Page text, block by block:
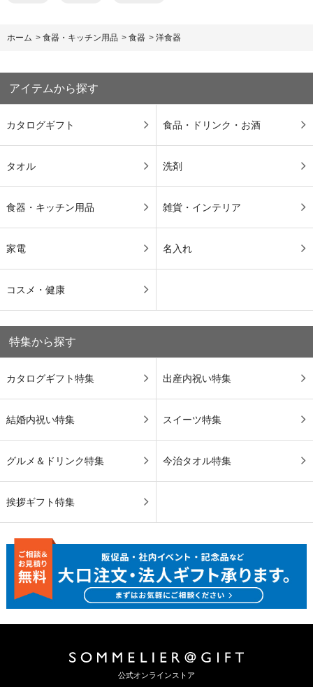
ホーム > 食器・キッチン用品 > 食器 > 洋食器
アイテムから探す
カタログギフト 食品・ドリンク・お酒
タオル 洗剤
食器・キッチン用品 雑貨・インテリア
家電 名入れ
コスメ・健康
特集から探す
カタログギフト特集 出産内祝い特集
結婚内祝い特集 スイーツ特集
グルメ＆ドリンク特集 今治タオル特集
挨拶ギフト特集
公式オンラインストア